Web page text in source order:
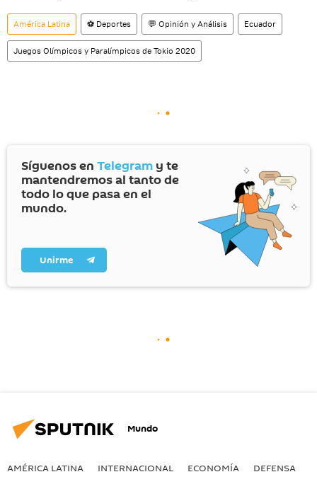
América Latina ⚽ Deportes 💬 Opinión y Análisis Ecuador
Juegos Olímpicos y Paralímpicos de Tokio 2020
Síguenos en Telegram y te
mantendremos al tanto de
todo lo que pasa en el
mundo.
Unirme
Mundo
AMÉRICA LATINA INTERNACIONAL ECONOMÍA DEFENSA